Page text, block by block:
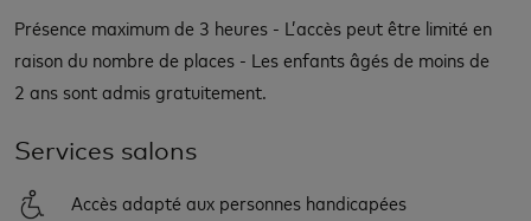
Présence maximum de 3 heures - L’accès peut être limité en
raison du nombre de places - Les enfants âgés de moins de
2 ans sont admis gratuitement.
Services salons
Accès adapté aux personnes handicapées